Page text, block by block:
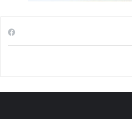
الفقهية العارضة، التي لا
الخبر في مسائل الفقه طبقاً لما